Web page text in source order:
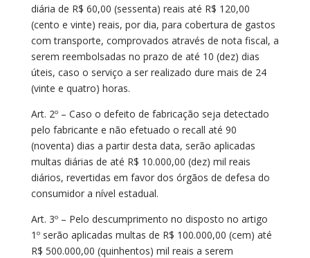
diária de R$ 60,00 (sessenta) reais até R$ 120,00
(cento e vinte) reais, por dia, para cobertura de gastos
com transporte, comprovados através de nota fiscal, a
serem reembolsadas no prazo de até 10 (dez) dias
úteis, caso o serviço a ser realizado dure mais de 24
(vinte e quatro) horas.
Art. 2º – Caso o defeito de fabricação seja detectado
pelo fabricante e não efetuado o recall até 90
(noventa) dias a partir desta data, serão aplicadas
multas diárias de até R$ 10.000,00 (dez) mil reais
diários, revertidas em favor dos órgãos de defesa do
consumidor a nível estadual.
Art. 3º – Pelo descumprimento no disposto no artigo
1º serão aplicadas multas de R$ 100.000,00 (cem) até
R$ 500.000,00 (quinhentos) mil reais a serem